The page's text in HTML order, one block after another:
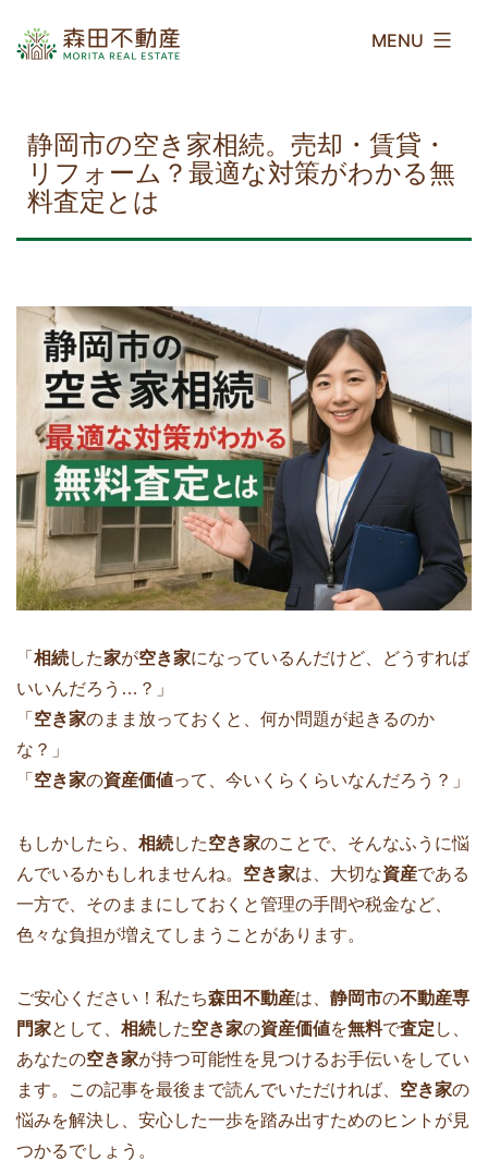
田
産
静岡市の空き家相続。売却・賃貸・
リフォーム？最適な対策がわかる無
料査定とは
「 相続した家が空き家になっているんだけど、どうすれば
いいんだろう…？」
「 空き家のまま放っておくと、何か問題が起きるのか
な？」
「 空き家の資産価値って、今いくらくらいなんだろう？」
もしかしたら、 相続した空き家のことで、そんなふうに悩
んでいるかもしれませんね。 空き家は、大切な資産である
一方で、そのままにしておくと管理の手間や税金など、
色々な負担が増えてしまうことがあります。
ご安心ください！私たち森田不動産は、 静岡市の不動産専
門家として、 相続した空き家の資産価値を無料で査定 し、
あなたの空き家が持つ可能性を見つけるお手伝いをしてい
ます。この記事を最後まで読んでいただければ、 空き家の
悩みを解決し、安心した一歩を踏み出すためのヒントが見
つかるでしょう。